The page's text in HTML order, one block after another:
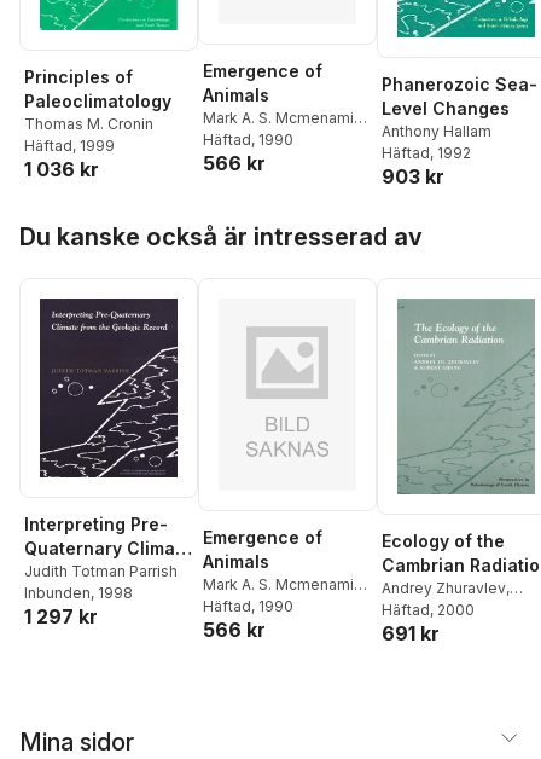
Principles of
Paleoclimatology
Thomas M. Cronin
Häftad, 1999
1 036 kr
Emergence of
Animals
Mark A. S. Mcmenamin ,
Dianna McMenamin
Häftad, 1990
566 kr
Phanerozoic Sea-
Level Changes
Anthony Hallam
Häftad, 1992
903 kr
Du kanske också är intresserad av
Interpreting Pre-
Quaternary Climate
from the Geologic
Record
Judith Totman Parrish
Inbunden, 1998
1 297 kr
Emergence of
Animals
Mark A. S. Mcmenamin ,
Dianna McMenamin
Häftad, 1990
566 kr
Ecology of the
Cambrian
Andrey Zhuravlev,
Robert Riding
Häftad, 2000
691 kr
Mina sidor